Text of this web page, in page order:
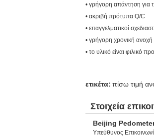
• γρήγορη απάντηση για
• ακριβή πρότυπα Q/C
• επαγγελματικοί
• γρήγορη χρονική
• το υλικό είναι φιλικό
ετικέτα: πίσω τιμή
Στοιχεία
Beijing
Υπεύθυνος